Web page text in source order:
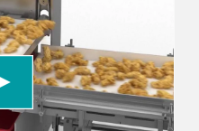
load the YouTube
to embed video
about your activity.
accept the service